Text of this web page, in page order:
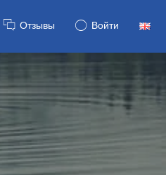
Отзывы Войти